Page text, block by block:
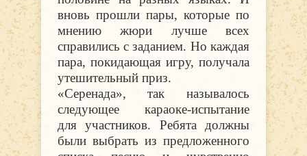
вновь прошли пары, которые по
мнению жюри лучше всех
справились с заданием. Но каждая
пара, покидающая игру, получала
утешительный приз.
«Серенада», так называлось
следующее караоке-испытание
для участников. Ребята должны
были выбрать из предложенного